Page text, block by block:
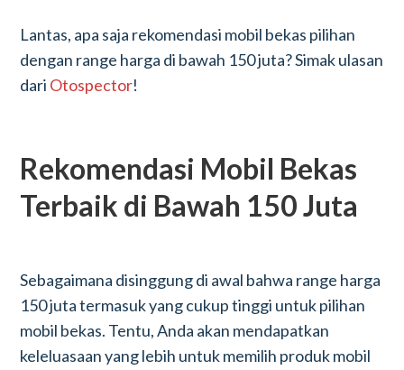
Lantas, apa saja rekomendasi mobil bekas pilihan
dengan range harga di bawah 150 juta? Simak ulasan
dari Otospector!
Rekomendasi Mobil Bekas
Terbaik di Bawah 150 Juta
Sebagaimana disinggung di awal bahwa range harga
150 juta termasuk yang cukup tinggi untuk pilihan
mobil bekas. Tentu, Anda akan mendapatkan
keleluasaan yang lebih untuk memilih produk mobil